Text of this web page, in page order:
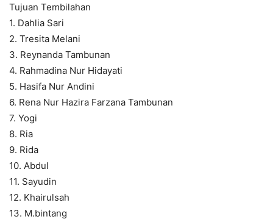
Tujuan Tembilahan
1. Dahlia Sari
2. Tresita Melani
3. Reynanda Tambunan
4. Rahmadina Nur Hidayati
5. Hasifa Nur Andini
6. Rena Nur Hazira Farzana Tambunan
7. Yogi
8. Ria
9. Rida
10. Abdul
11. Sayudin
12. Khairulsah
13. M.bintang